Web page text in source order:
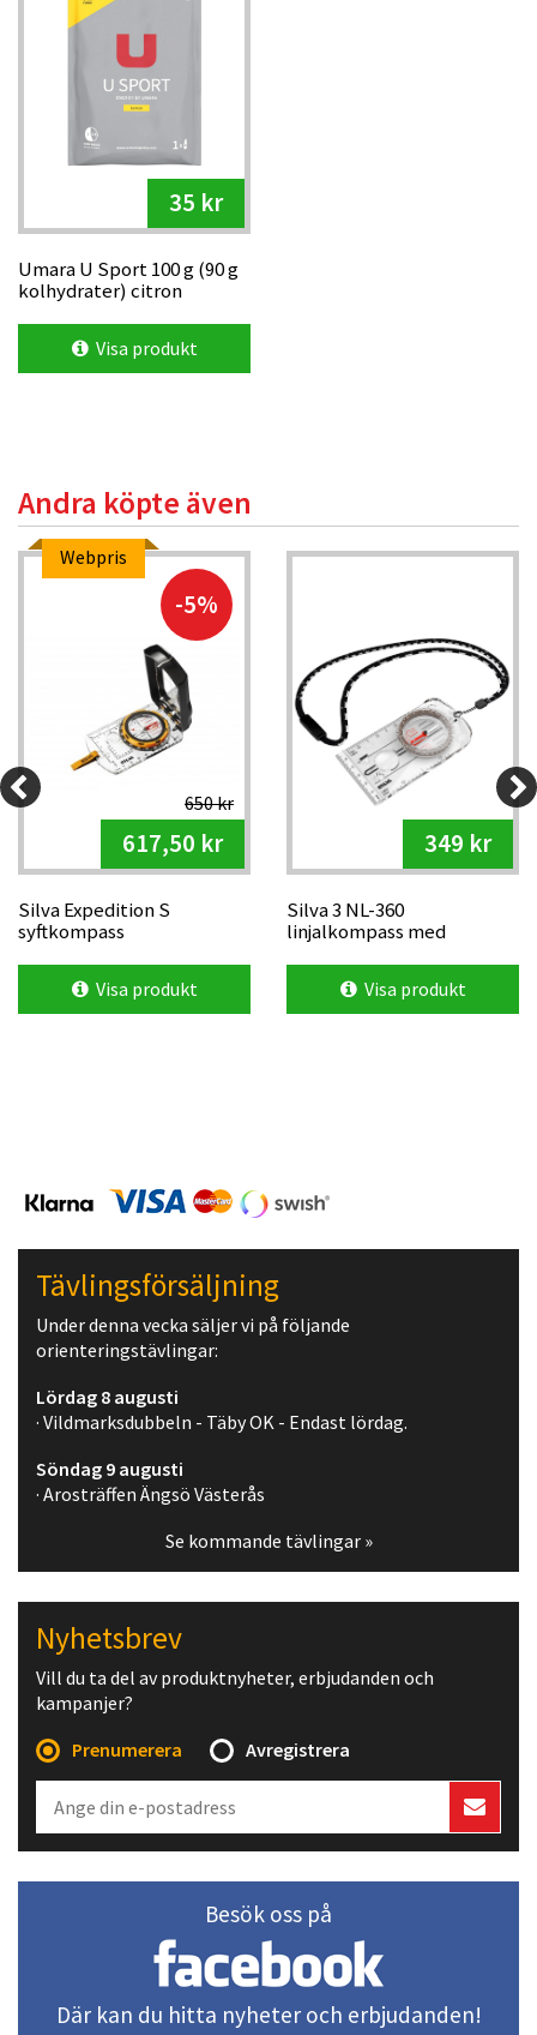
35 kr
Umara U Sport 100 g (90 g
kolhydrater) citron
Visa produkt
Andra köpte även
Webpris
-5%
650 kr
617,50 kr
Silva Expedition S
syftkompass
Visa produkt
349 kr
Silva 3 NL-360
linjalkompass med
Visa produkt
Tävlingsförsäljning
Under denna vecka säljer vi på följande
orienteringstävlingar:
Lördag 8 augusti
· Vildmarksdubbeln - Täby OK - Endast lördag.
Söndag 9 augusti
· Arosträffen Ängsö Västerås
Se kommande tävlingar »
Nyhetsbrev
Vill du ta del av produktnyheter, erbjudanden och
kampanjer?
Prenumerera
Avregistrera
Besök oss på
Där kan du hitta nyheter och erbjudanden!